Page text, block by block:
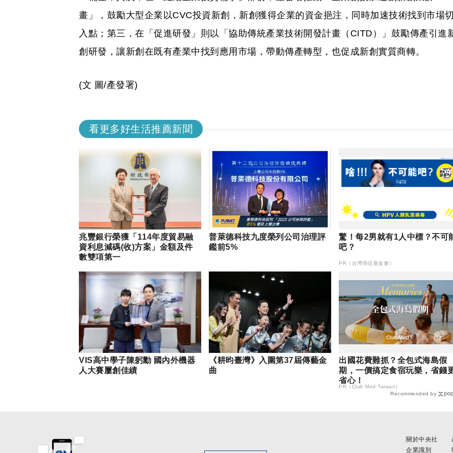
畫」，鼓勵大型企業以CVC投資新創，新創獲得企業的資金挹注，同時加速技術找到市場
入點；第三，在「促進研發」則以「協助傳統產業技術開發計畫（CITD）」鼓勵傳產引進
創研發，讓新創在既有產業中找到應用市場，帶動傳產轉型，也促成新創實質商轉。
(文 圖/產發署)
看更多好生活推薦新聞
兆豐銀行榮獲「114年度貿易融
資利息減碼(收)方案」金額及件
數雙項第一
普萊德科技九度榮列公司治理評
鑑前5%
驚！每2男就有1人中標？不可
吧？
PR（台灣癌症基金會）
VIS高中學子陳躬勳 國內外機器
人大賽屢創佳績
《耕昀臺灣》入圍第37屆傳藝金
曲
出國花費難抓？全包式海島假
期，一價搞定食宿玩樂，省錢
省心！
PR（Club Med Taiwan）
Recommended by
關於中央社
企業識別